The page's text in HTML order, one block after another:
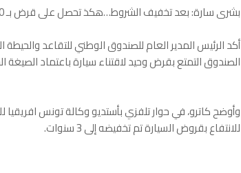
بشرى سارة: بعد تخفيف الشروط…هكذ تحصل على قرض بـ 50 ألف دينار؟
أكد الرئيس المدير العام للصندوق الوطني للتقاعد
الصندوق التمتع بقرض وحيد لاقتناء سيارة باعتماد
للانتفاع بقروض السيارة تم تخفيضه إلى 3 سنوات.